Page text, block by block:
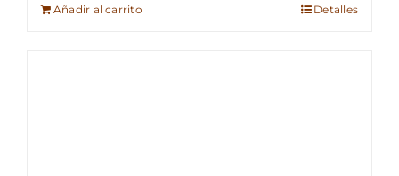
129,00 €.
Añadir al carrito Detalles